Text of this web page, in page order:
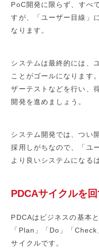
PoC開発に限らず、すべ
すが、「ユーザー目線」
なります。
システムは最終的には、
ことがゴールになります
ザーテストなどを行い、
開発を進めましょう。
システム開発では、つい
採用しがちなので、「ユ
より良いシステムになる
PDCAサイクルを
PDCAはビジネスの基本
「Plan」「Do」「
サイクルです。